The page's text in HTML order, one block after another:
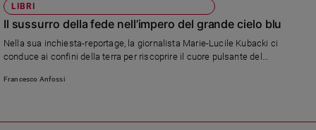
Riflessioni
Foto
LIBRI
Il sussurro della fede nell’impero del grande cielo blu
Nella sua inchiesta-reportage, la giornalista Marie-Lucile Kubacki ci
conduce ai confini della terra per riscoprire il cuore pulsante del
dell'Occidente
Francesco Anfossi